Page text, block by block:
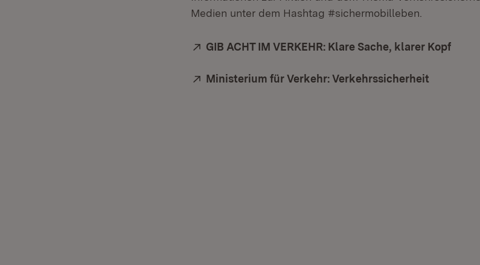
Medien unter dem Hashtag #sichermobilleben.
Extern:
GIB ACHT IM VERKEHR: Klare Sache, klarer Kopf
Extern:
Ministerium für Verkehr: Verkehrssicherheit